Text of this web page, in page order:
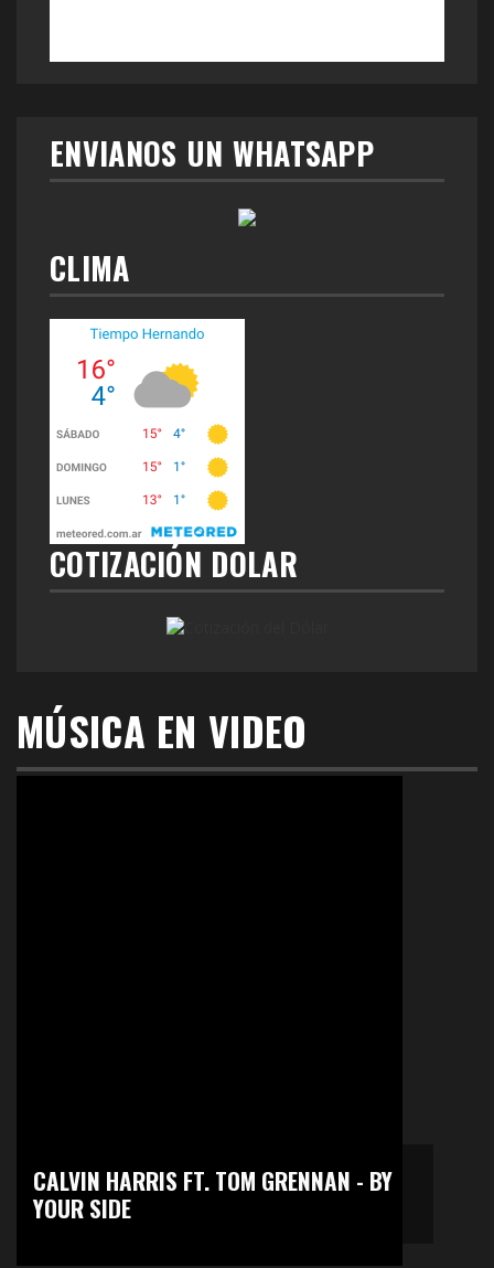
ENVIANOS UN WHATSAPP
CLIMA
COTIZACIÓN DOLAR
MÚSICA EN VIDEO
CALVIN HARRIS FT. TOM GRENNAN - BY
YOUR SIDE